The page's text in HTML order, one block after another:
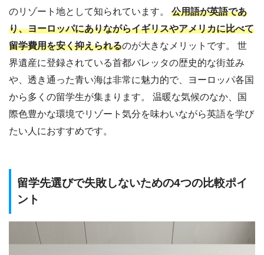
のリゾート地として知られています。 公用語が英語であ
り、ヨーロッパにありながらイギリスやアメリカに比べて
留学費用を安く抑えられるのが大きなメリットです。 世
界遺産に登録されている首都バレッタの歴史的な街並み
や、透き通った青い海は非常に魅力的で、ヨーロッパ各国
から多くの留学生が集まります。 温暖な気候のなか、国
際色豊かな環境でリゾート気分を味わいながら英語を学び
たい人におすすめです。
留学先選びで失敗しないための4つの比較ポイ
ント